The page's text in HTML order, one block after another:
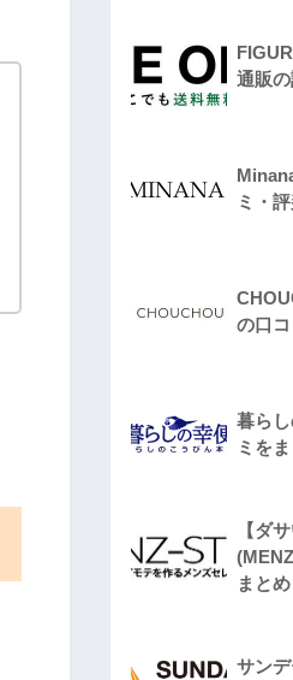
通販
ミ・
の口
暮ら
ミを
【ダ
まとめ
サン